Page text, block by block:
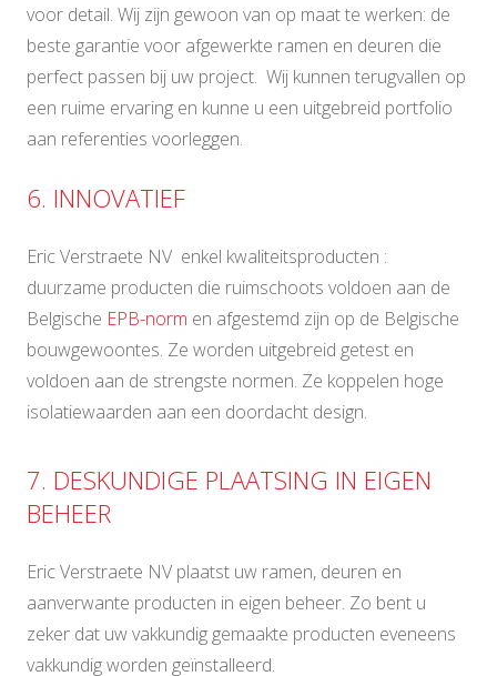
voor detail. Wij zijn gewoon van op maat te werken: de
beste garantie voor afgewerkte ramen en deuren die
perfect passen bij uw project. Wij kunnen terugvallen op
een ruime ervaring en kunne u een uitgebreid portfolio
aan referenties voorleggen.
6. INNOVATIEF
Eric Verstraete NV enkel kwaliteitsproducten :
duurzame producten die ruimschoots voldoen aan de
Belgische EPB-norm en afgestemd zijn op de Belgische
bouwgewoontes. Ze worden uitgebreid getest en
voldoen aan de strengste normen. Ze koppelen hoge
isolatiewaarden aan een doordacht design.
7. DESKUNDIGE PLAATSING IN EIGEN
BEHEER
Eric Verstraete NV plaatst uw ramen, deuren en
aanverwante producten in eigen beheer. Zo bent u
zeker dat uw vakkundig gemaakte producten eveneens
vakkundig worden geïnstalleerd.